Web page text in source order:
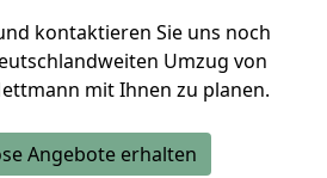
kontaktieren Sie uns noch
Umzug von
mit Ihnen zu planen.
Angebote erhalten